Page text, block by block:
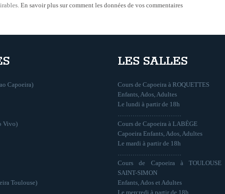
En savoir plus sur comment les données de vos commentaires
Capoeira)
Vivo)
Toulouse)
LES SALLES
Cours de Capoeira à ROQUETTES
Enfants, Ados, Adultes
Le lundi à partir de 18h
…………………………
Cours de Capoeira à LABÈGE
Capoeira Enfants, Ados, Adultes
Le mardi à partir de 18h
…………………………
Cours de Capoeira à TOULOUSE
SAINT-SIMON
Enfants, Ados et Adultes
Le mercredi à partir de 18h